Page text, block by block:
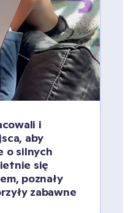
i
aby
o silnych
się
poznały
zabawne